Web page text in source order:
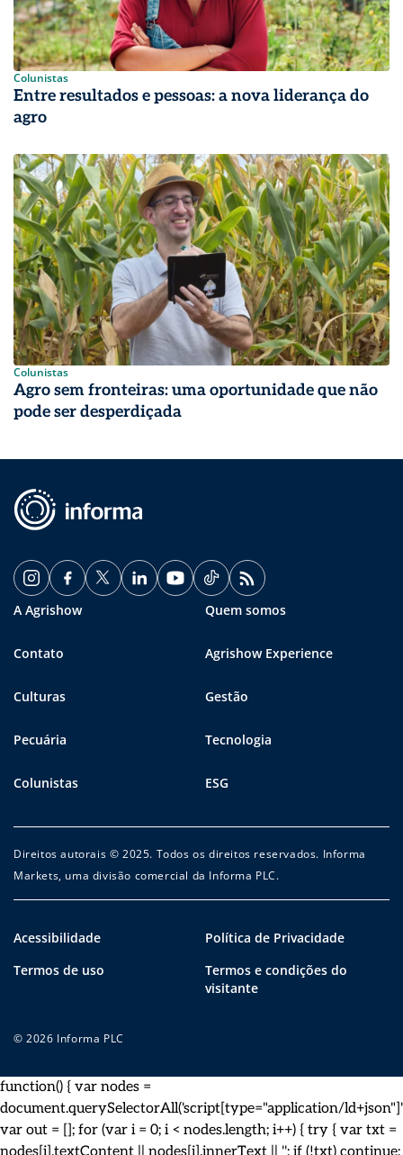
Colunistas
Entre resultados e pessoas: a nova liderança do
agro
Colunistas
Agro sem fronteiras: uma oportunidade que não
pode ser desperdiçada
A Agrishow Quem somos
Contato Agrishow Experience
Culturas Gestão
Pecuária Tecnologia
Colunistas ESG
Direitos autorais © 2025. Todos os direitos reservados. Informa
Markets, uma divisão comercial da Informa PLC.
Acessibilidade
Política de Privacidade
Termos de uso
Termos e condições do
visitante
© 2026 Informa PLC
function() { var nodes =
document.querySelectorAll('script[type="application/
var out = []; for (var i = 0; i < nodes.length; i++) { try { var txt =